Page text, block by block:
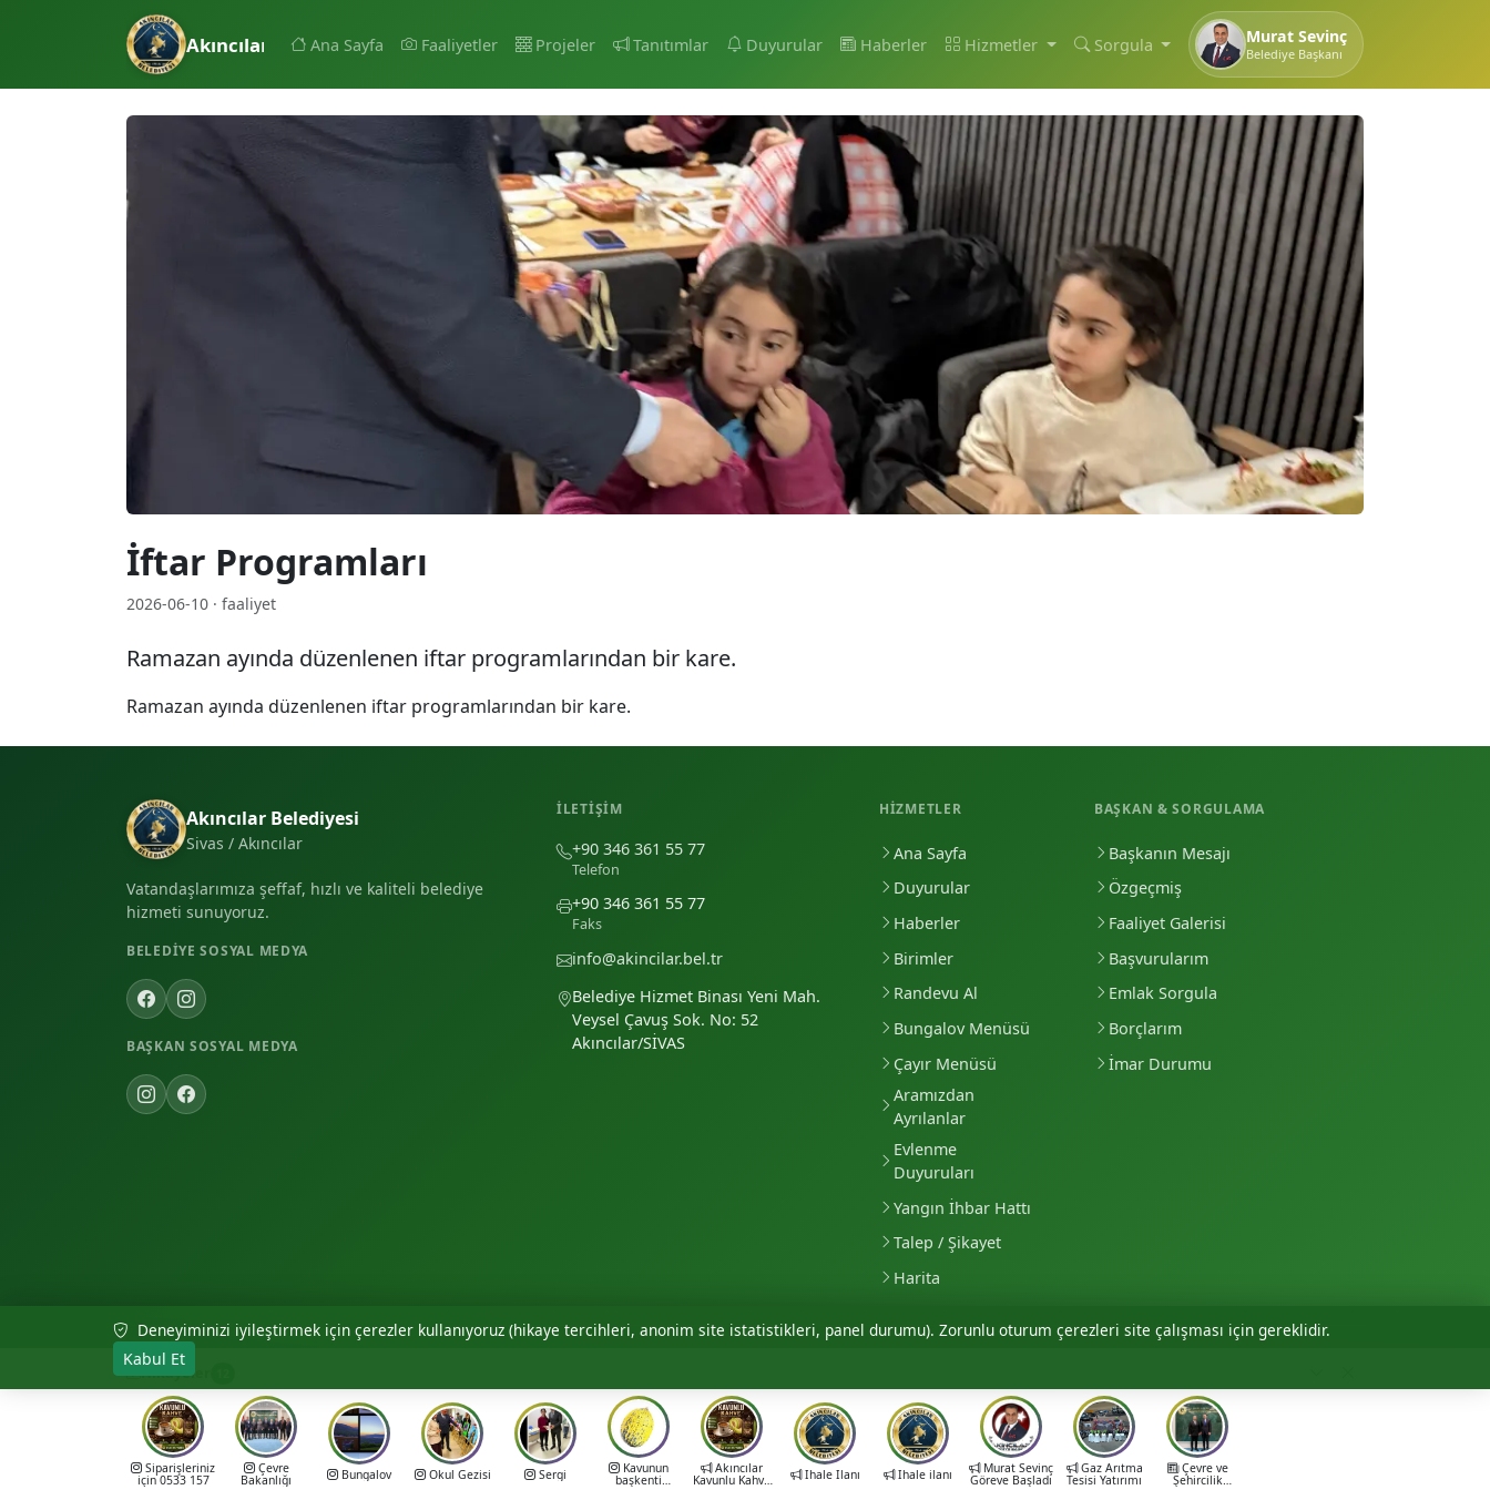
Akıncılar Belediyesi
Ana Sayfa Faaliyetler Projeler Tanıtımlar Duyurular Haberler Hizmetler Sorgula Murat Sevinç
Belediye Başkanı
İftar Programları
2026-06-10 · faaliyet
Ramazan ayında düzenlenen iftar programlarından bir kare.
Ramazan ayında düzenlenen iftar programlarından bir kare.
Akıncılar Belediyesi
Sivas / Akıncılar
Vatandaşlarımıza şeffaf, hızlı ve kaliteli belediye
hizmeti sunuyoruz.
BELEDIYE SOSYAL MEDYA
BAŞKAN SOSYAL MEDYA
İLETIŞIM
+90 346 361 55 77
Telefon
+90 346 361 55 77
Faks
info@akincilar.bel.tr
Belediye Hizmet Binası Yeni Mah.
Veysel Çavuş Sok. No: 52
Akıncılar/SİVAS
HIZMETLER
Ana Sayfa
Duyurular
Haberler
Birimler
Randevu Al
Bungalov Menüsü
Çayır Menüsü
Aramızdan
Ayrılanlar
Evlenme
Duyuruları
Yangın İhbar Hattı
Talep / Şikayet
Harita
BAŞKAN & SORGULAMA
Başkanın Mesajı
Özgeçmiş
Faaliyet Galerisi
Başvurularım
Emlak Sorgula
Borçlarım
İmar Durumu
© 2026 Akıncılar Belediyesi — Tüm hakları saklıdır.
Deneyiminizi iyileştirmek için çerezler kullanıyoruz (hikaye tercihleri, anonim site istatistikleri, panel durumu). Zorunlu oturum çerezleri site çalışması için gereklidir.
Kabul Et
Hikayeler
Siparişleriniz
için 0533 157
Çevre
Bakanlığı Bungalov Okul Gezisi Sergi Kavunun
başkenti
Akıncılar
Kavunlu Kahve İhale İlanı İhale ilanı Murat Sevinç
Göreve Başladı
Gaz Arıtma
Tesisi Yatırımı
Çevre ve
Şehircilik